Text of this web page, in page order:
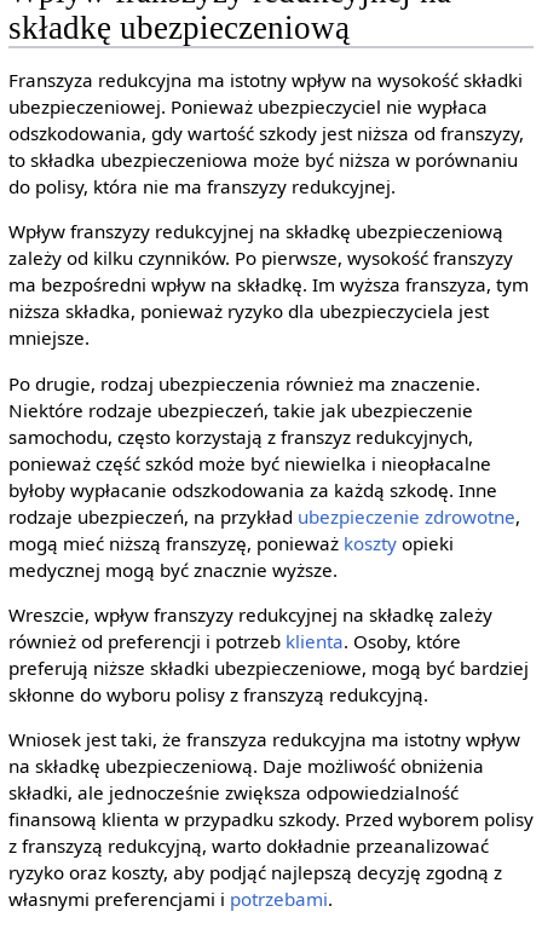
składkę ubezpieczeniową
Franszyza redukcyjna ma istotny wpływ na wysokość składki
ubezpieczeniowej. Ponieważ ubezpieczyciel nie wypłaca
odszkodowania, gdy wartość szkody jest niższa od franszyzy,
to składka ubezpieczeniowa może być niższa w porównaniu
do polisy, która nie ma franszyzy redukcyjnej.
Wpływ franszyzy redukcyjnej na składkę ubezpieczeniową
zależy od kilku czynników. Po pierwsze, wysokość franszyzy
ma bezpośredni wpływ na składkę. Im wyższa franszyza, tym
niższa składka, ponieważ ryzyko dla ubezpieczyciela jest
mniejsze.
Po drugie, rodzaj ubezpieczenia również ma znaczenie.
Niektóre rodzaje ubezpieczeń, takie jak ubezpieczenie
samochodu, często korzystają z franszyz redukcyjnych,
ponieważ część szkód może być niewielka i nieopłacalne
byłoby wypłacanie odszkodowania za każdą szkodę. Inne
rodzaje ubezpieczeń, na przykład ubezpieczenie zdrowotne,
mogą mieć niższą franszyzę, ponieważ kosztyopieki
medycznej mogą być znacznie wyższe.
Wreszcie, wpływ franszyzy redukcyjnej na składkę zależy
również od preferencji i potrzeb klienta. Osoby, które
preferują niższe składki ubezpieczeniowe, mogą być bardziej
skłonne do wyboru polisy z franszyzą redukcyjną.
Wniosek jest taki, że franszyza redukcyjna ma istotny wpływ
na składkę ubezpieczeniową. Daje możliwość obniżenia
składki, ale jednocześnie zwiększa odpowiedzialność
finansową klienta w przypadku szkody. Przed wyborem polisy
z franszyzą redukcyjną, warto dokładnie przeanalizować
ryzyko oraz koszty, aby podjąć najlepszą decyzję zgodną z
własnymi preferencjami i potrzebami.